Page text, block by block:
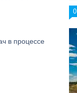
в процессе
0